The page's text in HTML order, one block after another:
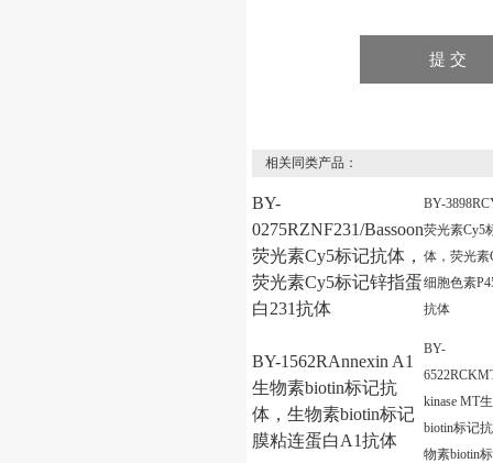
相关同类产品：
BY-
0275RZNF231/Bassoon
荧光素Cy5标记抗体，
荧光素Cy5标记锌指蛋
白231抗体
BY-
荧光素Cy5
体，荧光素
细胞色素
抗体
BY-1562RAnnexin A1
生物素biotin标记抗
体，生物素biotin标记
膜粘连蛋白A1抗体
BY-
kinase MT
biotin标记
物素biotin